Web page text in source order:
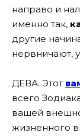
направо и
именно так,
другие
нервничают,
ДЕВА. Этот
всего
вашей
жизненного